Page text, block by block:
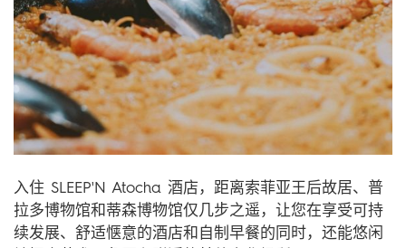
入住 SLEEP'N Atocha 酒店，距离索菲亚王后故居、普
拉多博物馆和蒂森博物馆仅几步之遥，让您在享受可持
续发展、舒适惬意的酒店和自制早餐的同时，还能悠闲